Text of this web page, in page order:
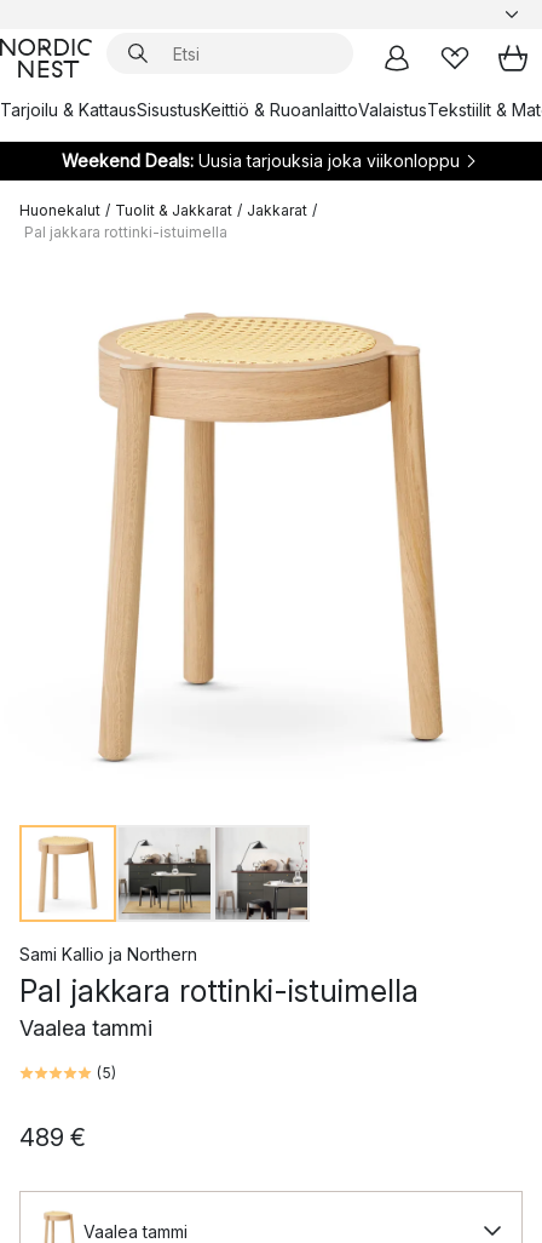
Tarjoilu & KattausSisustusKeittiö & RuoanlaittoValaistusTekstiilit &
Weekend Deals:Uusia tarjouksia joka viikonloppu
Huonekalut / Tuolit & Jakkarat / Jakkarat /
Pal jakkara rottinki-istuimella
Sami Kallio ja Northern
Pal jakkara rottinki-istuimella
Vaalea tammi
(5)
489 €
Vaalea tammi